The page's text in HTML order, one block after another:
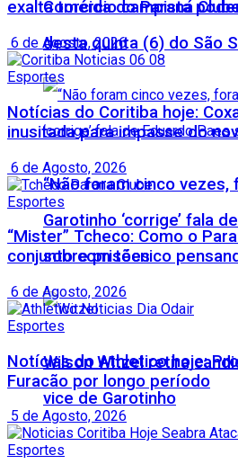
Comércio campista
desta quinta (6) do São
“Não foram cinco vezes,
Garotinho ‘corrige’ fala
sobre prisões
Wilson Witzel retira
vice de Garotinho
exalta torcida do Paraná
6 de Agosto, 2026
Esportes
Notícias do Coritiba hoje:
inusitada para impasse do
6 de Agosto, 2026
Esportes
“Mister” Tcheco: Como o
conjunto com técnico
6 de Agosto, 2026
Esportes
Notícias do Athletico hoje:
Furacão por longo período
5 de Agosto, 2026
Esportes